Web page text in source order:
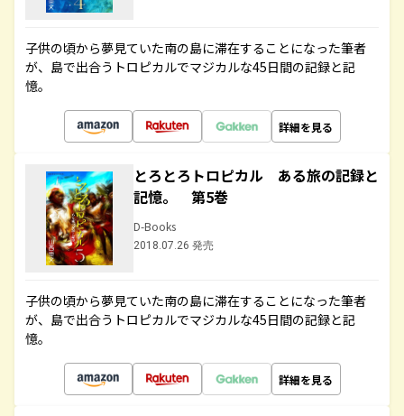
子供の頃から夢見ていた南の島に滞在することになった筆者
が、島で出合うトロピカルでマジカルな45日間の記録と記
憶。
詳細を見る
とろとろトロピカル ある旅の記録と
記憶。 第5巻
D-Books
2018.07.26 発売
子供の頃から夢見ていた南の島に滞在することになった筆者
が、島で出合うトロピカルでマジカルな45日間の記録と記
憶。
詳細を見る